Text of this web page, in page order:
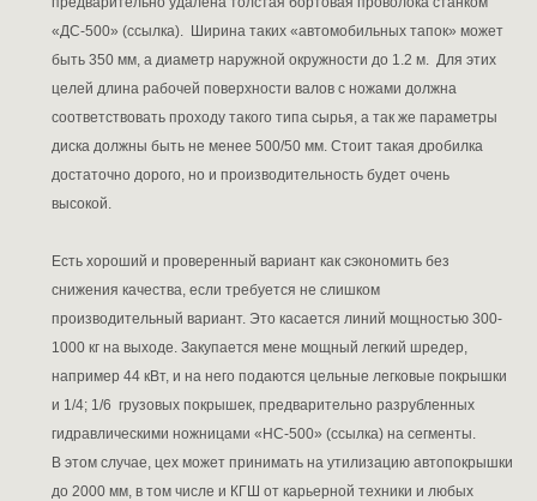
«ДС-500» (ссылка). Ширина таких «автомобильных тапок» может
быть 350 мм, а диаметр наружной окружности до 1.2 м. Для этих
целей длина рабочей поверхности валов с ножами должна
соответствовать проходу такого типа сырья, а так же параметры
диска должны быть не менее 500/50 мм. Стоит такая дробилка
достаточно дорого, но и производительность будет очень
высокой.
Есть хороший и проверенный вариант как сэкономить без
снижения качества, если требуется не слишком
производительный вариант. Это касается линий мощностью 300-
1000 кг на выходе. Закупается мене мощный легкий шредер,
например 44 кВт, и на него подаются цельные легковые покрышки
и 1/4; 1/6 грузовых покрышек, предварительно разрубленных
гидравлическими ножницами «НС-500» (ссылка) на сегменты.
В этом случае, цех может принимать на утилизацию автопокрышки
до 2000 мм, в том числе и КГШ от карьерной техники и любых